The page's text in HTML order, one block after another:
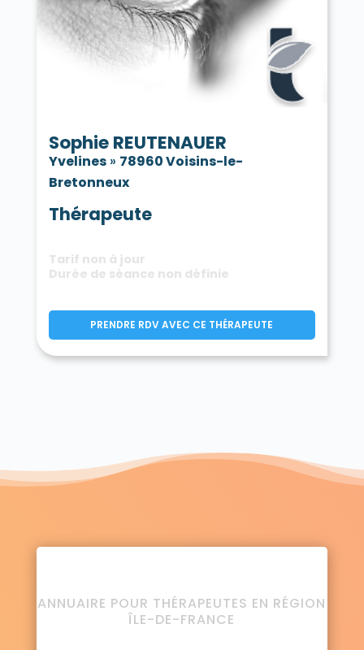
Sophie REUTENAUER
Yvelines» 78960 Voisins-le-
Bretonneux
Thérapeute
Tarif non à jour
Durée de séance non définie
PRENDRE RDV AVEC CE THÉRAPEUTE
ANNUAIRE POUR THÉRAPEUTES EN RÉGION
ÎLE-DE-FRANCE